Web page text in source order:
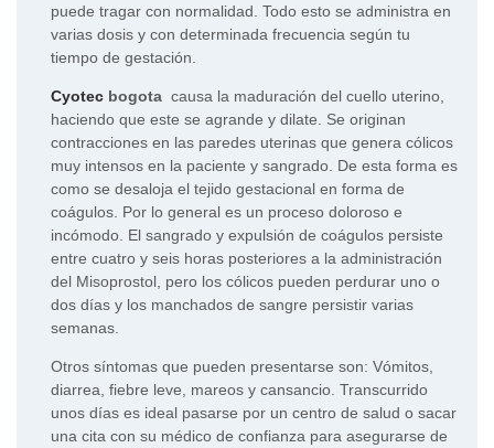
puede tragar con normalidad. Todo esto se administra en
varias dosis y con determinada frecuencia según tu
tiempo de gestación.
Cyotec bogota causa la maduración del cuello uterino,
haciendo que este se agrande y dilate. Se originan
contracciones en las paredes uterinas que genera cólicos
muy intensos en la paciente y sangrado. De esta forma es
como se desaloja el tejido gestacional en forma de
coágulos. Por lo general es un proceso doloroso e
incómodo. El sangrado y expulsión de coágulos persiste
entre cuatro y seis horas posteriores a la administración
del Misoprostol, pero los cólicos pueden perdurar uno o
dos días y los manchados de sangre persistir varias
semanas.
Otros síntomas que pueden presentarse son: Vómitos,
diarrea, fiebre leve, mareos y cansancio. Transcurrido
unos días es ideal pasarse por un centro de salud o sacar
una cita con su médico de confianza para asegurarse de